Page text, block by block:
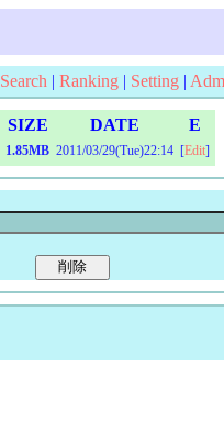
Search | Ranking | Setting |
SIZE DATE E
1.85MB 2011/03/29(Tue)22:14 [Edit]